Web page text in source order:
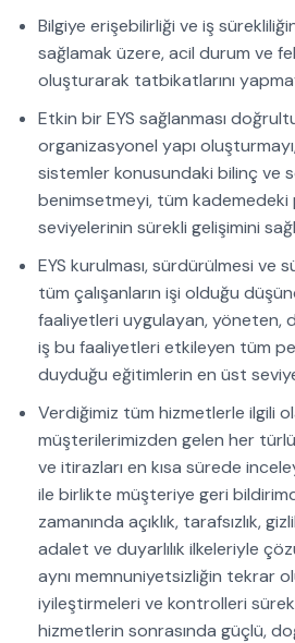
Bilgiye erişebilirliği ve iş
sağlamak üzere, acil durum ve
oluşturarak tatbikatlarını
Etkin bir EYS sağlanması
organizasyonel yapı
sistemler konusundaki bilinç ve
benimsetmeyi, tüm kademedeki
seviyelerinin sürekli gelişimini
EYS kurulması, sürdürülmesi ve
tüm çalışanların işi olduğu
faaliyetleri uygulayan, yöneten,
iş bu faaliyetleri etkileyen tüm
duyduğu eğitimlerin en üst
Verdiğimiz tüm hizmetlerle ilgili
müşterilerimizden gelen her
ve itirazları en kısa sürede
ile birlikte müşteriye geri
zamanında açıklık, tarafsızlık,
adalet ve duyarlılık ilkeleriyle
aynı memnuniyetsizliğin tekrar
iyileştirmeleri ve kontrolleri
hizmetlerin sonrasında güçlü,